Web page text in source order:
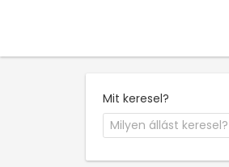
Mit keresel?